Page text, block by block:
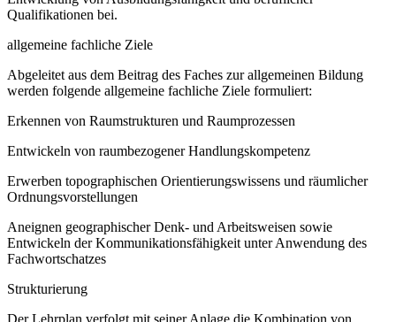
Qualifikationen bei.
allgemeine fachliche Ziele
Abgeleitet aus dem Beitrag des Faches zur allgemeinen Bildung
werden folgende allgemeine fachliche Ziele formuliert:
Erkennen von Raumstrukturen und Raumprozessen
Entwickeln von raumbezogener Handlungskompetenz
Erwerben topographischen Orientierungswissens und räumlicher
Ordnungsvorstellungen
Aneignen geographischer Denk- und Arbeitsweisen sowie
Entwickeln der Kommunikationsfähigkeit unter Anwendung des
Fachwortschatzes
Strukturierung
Der Lehrplan verfolgt mit seiner Anlage die Kombination von